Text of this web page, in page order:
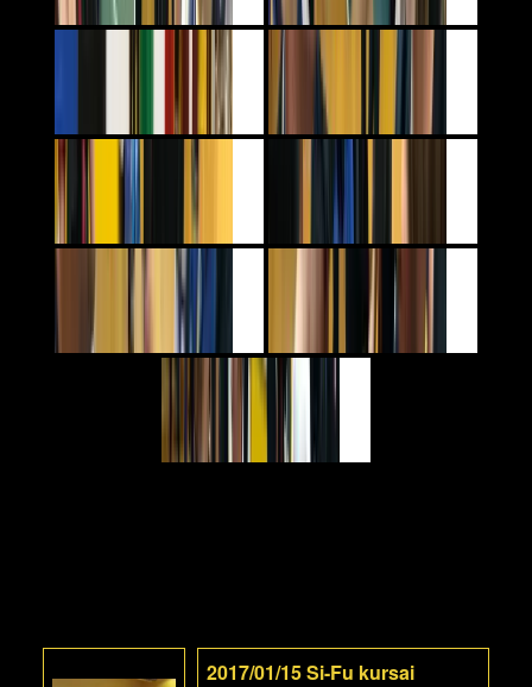
2017/01/15 Si-Fu kursai